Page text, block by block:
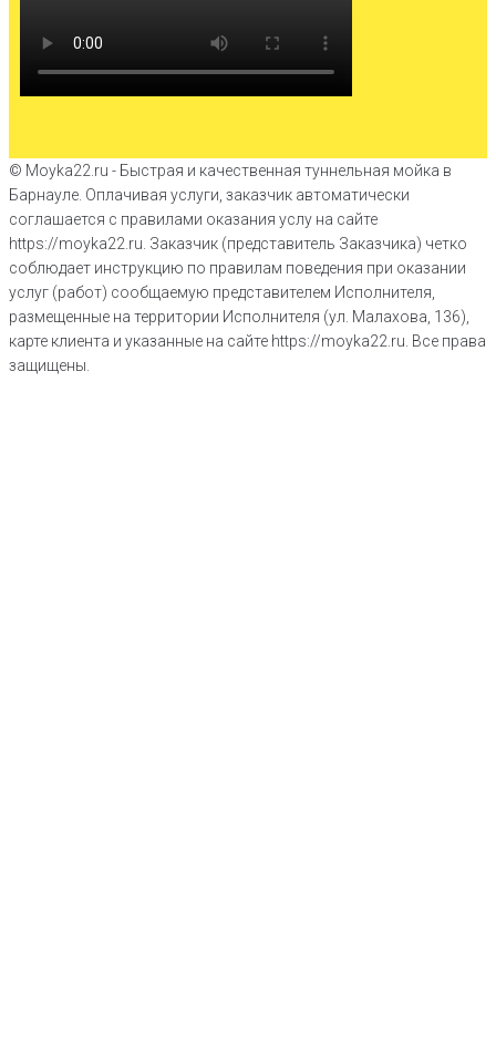
© Moyka22.ru - Быстрая и качественная туннельная мойка в
Барнауле. Оплачивая услуги, заказчик автоматически
соглашается с правилами оказания услу на сайте
https://moyka22.ru. Заказчик (представитель Заказчика) четко
соблюдает инструкцию по правилам поведения при оказании
услуг (работ) сообщаемую представителем Исполнителя,
размещенные на территории Исполнителя (ул. Малахова, 136),
карте клиента и указанные на сайте https://moyka22.ru. Все права
защищены.